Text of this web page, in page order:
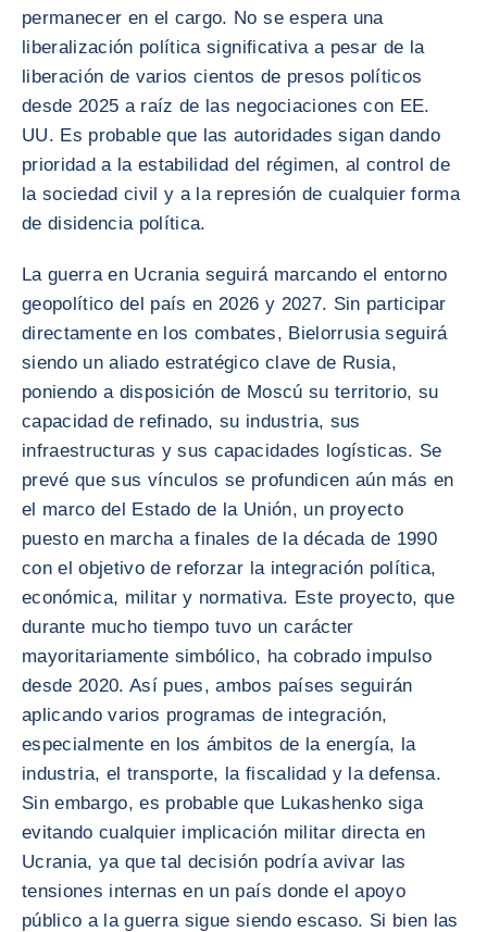
permanecer en el cargo. No se espera una
liberalización política significativa a pesar de la
liberación de varios cientos de presos políticos
desde 2025 a raíz de las negociaciones con EE.
UU. Es probable que las autoridades sigan dando
prioridad a la estabilidad del régimen, al control de
la sociedad civil y a la represión de cualquier forma
de disidencia política.
La guerra en Ucrania seguirá marcando el entorno
geopolítico del país en 2026 y 2027. Sin participar
directamente en los combates, Bielorrusia seguirá
siendo un aliado estratégico clave de Rusia,
poniendo a disposición de Moscú su territorio, su
capacidad de refinado, su industria, sus
infraestructuras y sus capacidades logísticas. Se
prevé que sus vínculos se profundicen aún más en
el marco del Estado de la Unión, un proyecto
puesto en marcha a finales de la década de 1990
con el objetivo de reforzar la integración política,
económica, militar y normativa. Este proyecto, que
durante mucho tiempo tuvo un carácter
mayoritariamente simbólico, ha cobrado impulso
desde 2020. Así pues, ambos países seguirán
aplicando varios programas de integración,
especialmente en los ámbitos de la energía, la
industria, el transporte, la fiscalidad y la defensa.
Sin embargo, es probable que Lukashenko siga
evitando cualquier implicación militar directa en
Ucrania, ya que tal decisión podría avivar las
tensiones internas en un país donde el apoyo
público a la guerra sigue siendo escaso. Si bien las